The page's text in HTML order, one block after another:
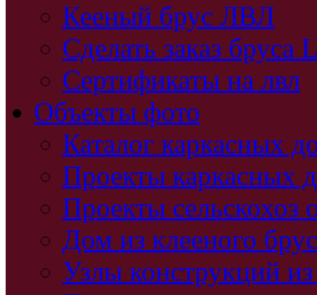
Кееный брус ЛВЛ
Сделать заказ бруса
Сертификаты на лвл
Объекты фото
Каталог каркасных
Проекты каркасных
Проекты сельскохоз
Дом из клееного
Узлы конструкций